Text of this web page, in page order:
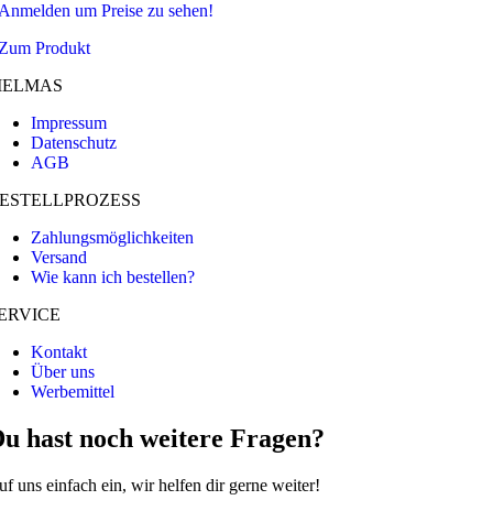
um Preise zu sehen!
Produkt
Impressum
Datenschutz
AGB
Zahlungsmöglichkeiten
Versand
Wie kann ich bestellen?
Kontakt
Über uns
Werbemittel
hast noch weitere Fragen?
uns einfach ein, wir helfen dir gerne weiter!